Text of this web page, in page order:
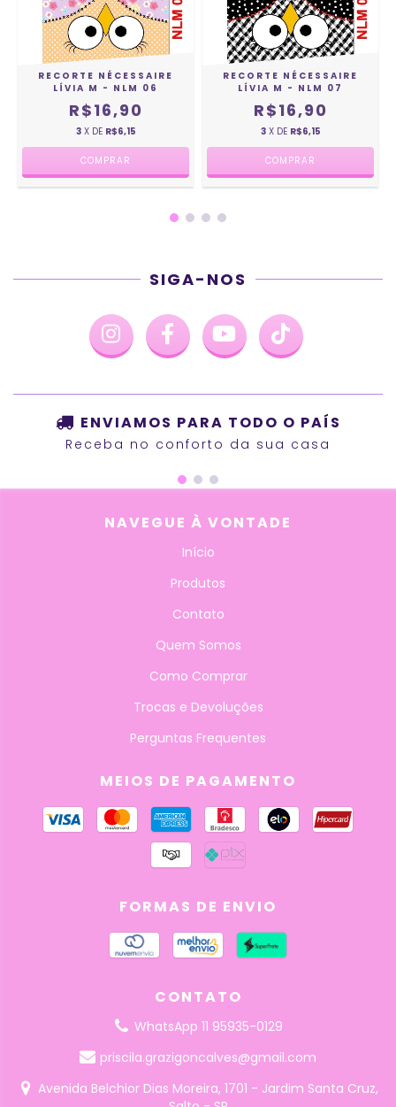
RECORTE NÉCESSAIRE
LÍVIA M - NLM 06
R$16,90
3 X DE R$6,15
RECORTE NÉCESSAIRE
LÍVIA M - NLM 07
R$16,90
3 X DE R$6,15
SIGA-NOS
ENVIAMOS PARA TODO O PAÍS
Receba no conforto da sua casa
NAVEGUE À VONTADE
Início
Produtos
Contato
Quem Somos
Como Comprar
Trocas e Devoluções
Perguntas Frequentes
MEIOS DE PAGAMENTO
FORMAS DE ENVIO
CONTATO
WhatsApp 11 95935-0129
priscila.grazigoncalves@gmail.com
Avenida Belchior Dias Moreira, 1701 - Jardim Santa Cruz,